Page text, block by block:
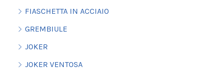
FIASCHETTA IN ACCIAIO
GREMBIULE
JOKER
JOKER VENTOSA